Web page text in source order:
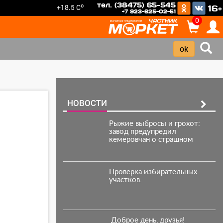
+18.5 Co тел. (38475) 65-545
+7 923-625-02-51 16+
0
НОВОСТИ
Рыжие выбросы и грохот:
завод предупредил
кемеровчан о страшном
Проверка избирательных
участков.
️ Доброе день, друзья!